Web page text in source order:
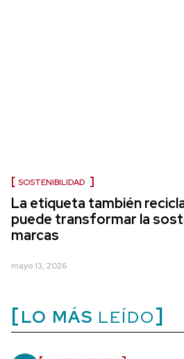
SOSTENIBILIDAD
La etiqueta también
puede transformar la
marcas
mayo 13, 2026
LO MÁS LEÍDO